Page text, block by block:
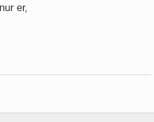
er,